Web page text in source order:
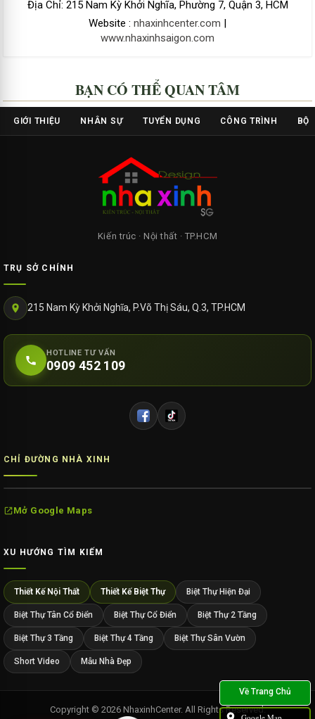
Địa Chỉ: 215 Nam Kỳ Khởi Nghĩa, Phường 7, Quận 3, HCM
Website : nhaxinhcenter.com |
www.nhaxinhsaigon.com
BẠN CÓ THỂ QUAN TÂM
GIỚI THIỆU NHÂN SỰ TUYỂN DỤNG CÔNG TRÌNH BỘ
Kiến trúc · Nội thất · TP.HCM
TRỤ SỞ CHÍNH
215 Nam Kỳ Khởi Nghĩa, P.Võ Thị Sáu, Q.3, TP.HCM
HOTLINE TƯ VẤN
0909 452 109
CHỈ ĐƯỜNG NHÀ XINH
Mở Google Maps
XU HƯỚNG TÌM KIẾM
Thiết Kế Nội Thất Thiết Kế Biệt Thự Biệt Thự Hiện Đại
Biệt Thự Tân Cổ Điển Biệt Thự Cổ Điển Biệt Thự 2 Tầng
Biệt Thự 3 Tầng Biệt Thự 4 Tầng Biệt Thự Sân Vườn
Short Video Mẫu Nhà Đẹp
Copyright © 2026 NhaxinhCenter. All Rights Reserved.